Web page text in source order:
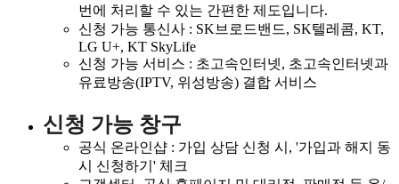
번에 처리할 수 있는 간편한 제도입니다.
신청 가능 통신사 : SK브로드밴드, SK텔레콤, KT,
LG U+, KT SkyLife
신청 가능 서비스 : 초고속인터넷, 초고속인터넷과
유료방송(IPTV, 위성방송) 결합 서비스
신청 가능 창구
공식 온라인샵 : 가입 상담 신청 시, '가입과 해지 동
시 신청하기' 체크